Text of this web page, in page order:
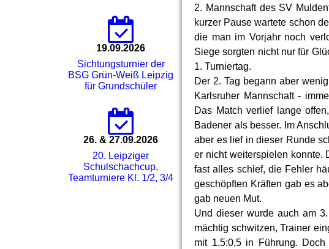
2. Mannschaft des SV
kurzer Pause wartete schon
die man im Vorjahr noch
Siege sorgten nicht nur für
1. Turniertag.
Der 2. Tag begann aber
Karlsruher Mannschaft -
Das Match verlief lange
Badener als besser. Im
aber es lief in dieser Runde
er nicht weiterspielen konnte.
fast alles schief, die Fehler
geschöpften Kräften gab es
gab neuen Mut.
Und dieser wurde auch am
mächtig schwitzen, Trainer
mit 1,5:0,5 in Führung.
19.09.2026
Sichtungsturnier der
BSG Grün-Weiß Leipzig
für Grundschüler
26. & 27.09.2026
20. Leipziger
Schulschachcup,
Teamturniere Kl. 1/2, 3/4